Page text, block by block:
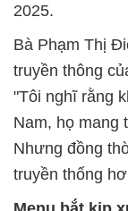
2025.
Bà Phạm Thị
truyền thông
"Tôi nghĩ rằng
Nam, họ mang
Nhưng đồng
truyền thống